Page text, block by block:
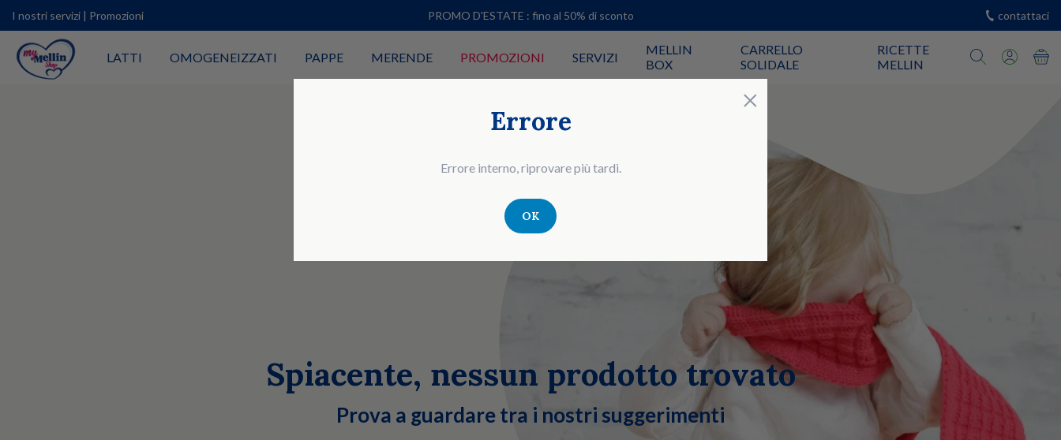
I nostri servizi | Promozioni PROMO D'ESTATE : fino al 50% di sconto contattaci
LATTI OMOGENEIZZATI PAPPE MERENDE PROMOZIONI SERVIZI
MELLIN
BOX
CARRELLO
SOLIDALE
RICETTE
MELLIN
Spiacente, nessun prodotto trovato
Prova a guardare tra i nostri suggerimenti
×
Errore
Errore interno, riprovare più tardi.
OK